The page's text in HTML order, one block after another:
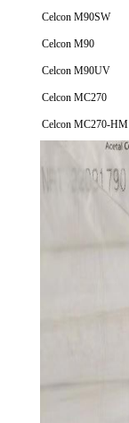
Celcon M90SW
Celcon M90
Celcon M90UV
Celcon MC270
Celcon MC270-HM